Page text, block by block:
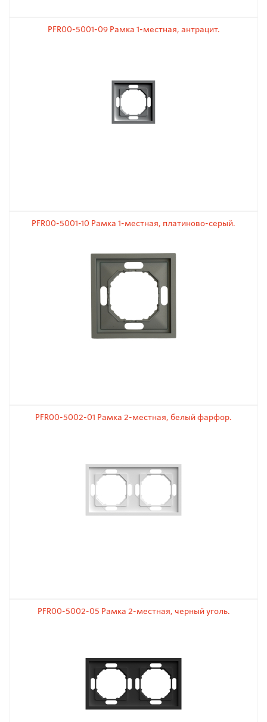
PFR00-5001-09 Рамка 1-местная, антрацит.
PFR00-5001-10 Рамка 1-местная, платиново-серый.
PFR00-5002-01 Рамка 2-местная, белый фарфор.
PFR00-5002-05 Рамка 2-местная, черный уголь.